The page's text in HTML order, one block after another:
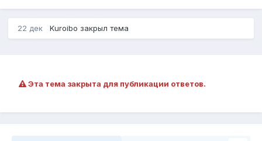
22 дек Kuroibo закрыл тема
Эта тема закрыта для публикации ответов.